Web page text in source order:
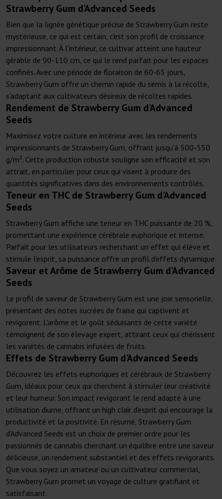
Strawberry Gum d'Advanced Seeds
Bien que la lignée génétique précise de Strawberry Gum reste
mystérieuse, ce qui est certain, c'est son profil de croissance
impressionnant. À l'intérieur, ce cultivar atteint une hauteur
gérable de 90-110 cm, ce qui le rend parfait pour les espaces
confinés. Avec une période de floraison de 60-65 jours,
Strawberry Gum offre un chemin rapide du semis à la récolte,
s'adaptant aux cultivateurs désireux de récoltes rapides.
Rendement de Strawberry Gum d'Advanced
Seeds
Maximisez votre culture en intérieur avec les rendements
impressionnants de Strawberry Gum, offrant jusqu'à 500-550
g/m². Cette production robuste souligne son efficacité et son
attrait, en particulier pour ceux qui visent à produire des
quantités significatives dans des environnements contrôlés.
Teneur en THC de Strawberry Gum d'Advanced
Seeds
Strawberry Gum affiche une teneur en THC puissante de 20 %,
promettant une expérience cérébrale euphorique et intense.
Parfait pour les utilisateurs recherchant un effet qui élève et
stimule l'esprit, sa puissance offre un profil d'effets dynamique.
Saveur et Arôme de Strawberry Gum d'Advanced
Seeds
Le profil de saveur de Strawberry Gum est une joie sensorielle,
présentant des notes sucrées de fraise qui captivent et
revigorent. L'arôme et le goût séduisants de cette variété
témoignent de son élevage expert, attirant ceux qui chérissent
les variétés de cannabis infusées de fruits.
Effets de Strawberry Gum d'Advanced Seeds
Découvrez les effets euphoriques et cérébraux de Strawberry
Gum, idéaux pour ceux qui cherchent à stimuler leur créativité
et leur humeur. Son impact revigorant le rend adapté à une
utilisation diurne, offrant un high clair d'esprit qui encourage la
productivité et la positivité. En résumé, Strawberry Gum
d'Advanced Seeds est un choix de premier ordre pour les
passionnés de cannabis cherchant un équilibre entre une saveur
délicieuse, un rendement substantiel et des effets revigorants.
Que vous soyez un amateur ou un cultivateur commercial,
Strawberry Gum promet un voyage de culture gratifiant et
satisfaisant.